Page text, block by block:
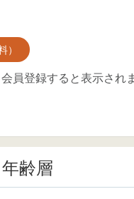
員登録すると表示され
年齢層